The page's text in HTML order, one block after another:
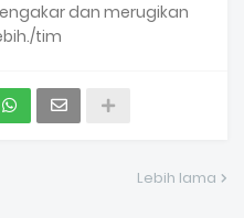
dan merugikan
tim
Lebih lama